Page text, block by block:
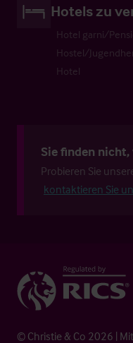
Hotels zu
Hotel garni/
Hostel/
Hotel
Sie finden nicht,
Probieren Sie
kontaktieren Sie
© Christie & Co 2026 |